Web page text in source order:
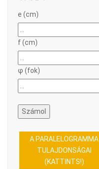
e (cm)
f (cm)
φ (fok)
Számol
A PARALELOGRAMMA
TULAJDONSÁGAI
(KATTINTS!)